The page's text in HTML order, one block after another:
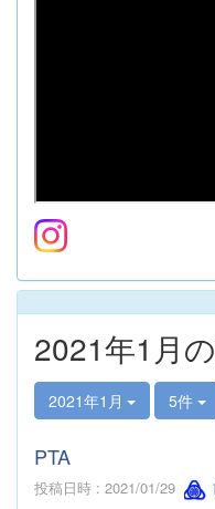
2021年1月
2021年1月 5件
PTA
投稿日時 : 2021/01/29